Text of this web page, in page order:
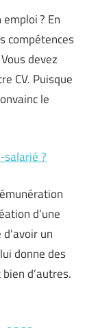
? En
compétences
devez
CV. Puisque
le
?
d’une
un
donne des
d’autres.